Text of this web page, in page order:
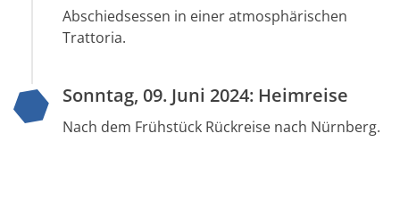
Abschiedsessen in einer atmosphärischen
Trattoria.
Sonntag, 09. Juni 2024: Heimreise
Nach dem Frühstück Rückreise nach Nürnberg.